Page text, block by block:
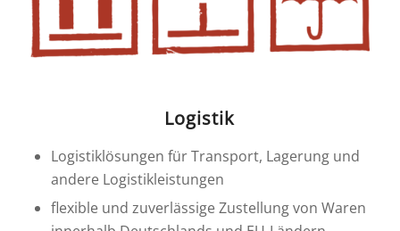
Logistik
Logistiklösungen für Transport, Lagerung und
andere Logistikleistungen
flexible und zuverlässige Zustellung von Waren